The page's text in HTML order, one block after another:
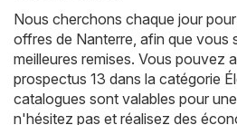
Nous cherchons chaque jour
offres de Nanterre, afin que vous
meilleures remises. Vous pouvez
prospectus 13 dans la catégorie
catalogues sont valables pour
n'hésitez pas et réalisez des